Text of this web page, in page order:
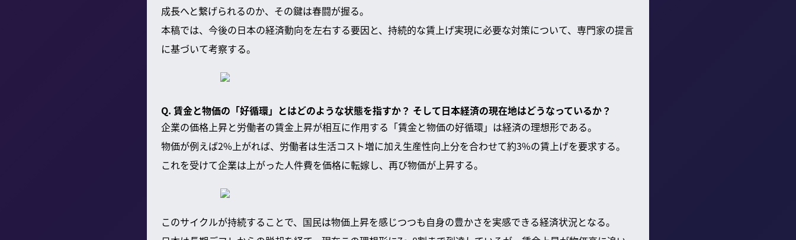
成長へと繋げられるのか、その鍵は春闘が握る。
本稿では、今後の日本の経済動向を左右する要因と、持続的な賃上げ実現に必要な対策について、専門家の提言
に基づいて考察する。
Q. 賃金と物価の「好循環」とはどのような状態を指すか？ そして日本経済の現在地はどうなっているか？
企業の価格上昇と労働者の賃金上昇が相互に作用する「賃金と物価の好循環」は経済の理想形である。
物価が例えば2%上がれば、労働者は生活コスト増に加え生産性向上分を合わせて約3%の賃上げを要求する。
これを受けて企業は上がった人件費を価格に転嫁し、再び物価が上昇する。
このサイクルが持続することで、国民は物価上昇を感じつつも自身の豊かさを実感できる経済状況となる。